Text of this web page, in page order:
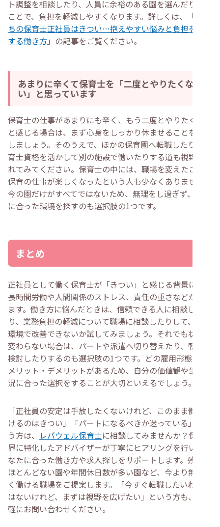
ト調整を相談したり、人員に余裕のある園を選んだりする
ことで、負担を軽減しやすくなります。詳しくは、「
ちの保育士正社員はきつい…抱えやすい悩みと負担を軽減
する働き方」の記事をご覧ください。
あまりに辛くて保育士を「二度とやりたくな
い」と思っています
保育士の仕事があまりにも辛く、もう二度とやりたくない
と感じる場合は、まず心身をしっかり休ませることを優先
しましょう。そのうえで、ほかの保育園へ転職したり、保
育士資格を活かして別の施設で働いたりする道も視野に入
れてみてください。保育士の中には、職場を変えたことで
保育の仕事が楽しくなったという人も少なくありません。
今の園だけがすべてではないため、無理をし過ぎず、自分
に合った環境を探すのも選択肢の1つです。
まとめ
正社員として働く保育士が「きつい」と感じる背景には、
長時間労働や人間関係のストレス、責任の重さなどがあり
ます。働き方に悩んだときは、信頼できる人に相談した
り、業務負担の軽減について職場に相談したりして、今の
環境で改善できないか試してみましょう。それでも状況が
変わらない場合は、パートや派遣へ切り替えたり、転職を
検討したりするのも選択肢の1つです。どの雇用形態にも
メリット・デメリットがあるため、自分の価値観や生活状
況に合った選択をすることが大切といえるでしょう。
「正社員の安定は手放したくないけれど、このまま働き続
けるのはきつい」「パートになるべきか迷っている」とい
う方は、 レバウェル保育士に相談してみませんか？保育業
界に特化したアドバイザーが丁寧にヒアリングを行い、あ
なたに合った働き方や求人探しをサポートします。残業が
ほとんどない園や年間休日数が多い園など、今より無理な
く働ける職場をご提案します。「今すぐ転職したいわけで
はないけれど、まずは視野を広げたい」という方も、お気
軽にお問い合わせください。